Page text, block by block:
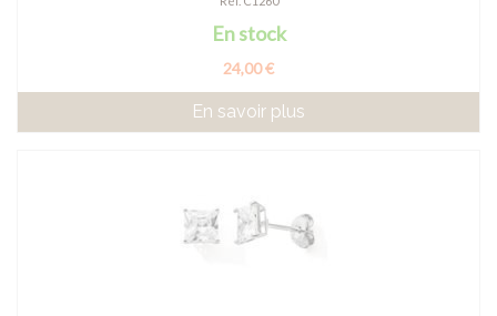
En stock
24,00 €
En savoir plus